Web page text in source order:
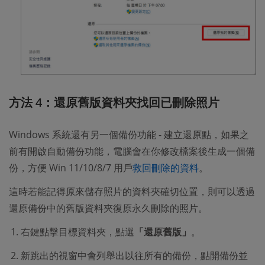
方法 4：還原舊版資料夾找回已刪除照片
Windows 系統還有另一個備份功能 - 建立還原點，如果之
前有開啟自動備份功能，電腦會在你修改檔案後生成一個備
份，方便 Win 11/10/8/7 用戶救回刪除的資料。
這時若能記得原來儲存照片的資料夾確切位置，則可以透過
還原備份中的舊版資料夾復原永久刪除的照片。
右鍵點擊目標資料夾，點選 「還原舊版」 。
新跳出的視窗中會列舉出以往所有的備份，點開備份並